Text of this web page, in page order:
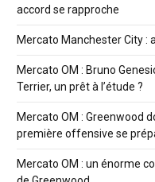
accord se rapproche
Mercato Manchester City :
Mercato OM : Bruno
Terrier, un prêt à l’étude ?
Mercato OM : Greenwood
première offensive se
Mercato OM : un énorme